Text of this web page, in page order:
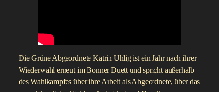
Die Grüne Abgeordnete Katrin Uhlig ist ein Jahr nach ihrer
Wiederwahl erneut im Bonner Duett und spricht außerhalb
des Wahlkampfes über ihre Arbeit als Abgeordnete, über das